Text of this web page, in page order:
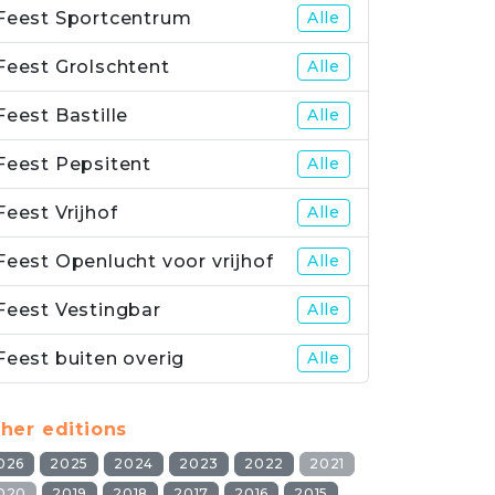
Sportcentrum Alle
Grolschtent Alle
Bastille Alle
Pepsitent Alle
Vrijhof Alle
Openlucht voor vrijhof Alle
Vestingbar Alle
buiten overig Alle
editions
2025 2024 2023 2022
2021